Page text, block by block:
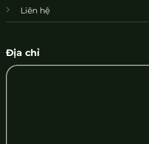
Liên hệ
Địa chỉ